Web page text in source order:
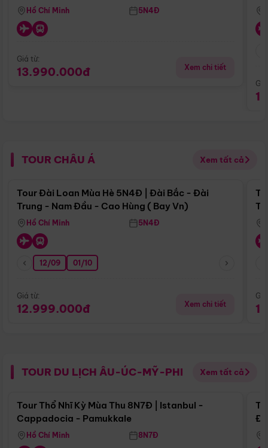
Singapore
Hồ Chí Minh 5N4Đ
Giá từ:
13.990.000đ Xem chi tiết
TOUR CHÂU Á Xem tất cả
Điểm nổi bật
Tour Đài Loan Mùa Hè 5N4Đ | Đài Bắc - Đài
Trung - Nam Đầu - Cao Hùng ( Bay Vn)
Hồ Chí Minh 5N4Đ
12/09 01/10
Giá từ:
12.999.000đ Xem chi tiết
TOUR DU LỊCH ÂU-ÚC-MỸ-PHI Xem tất cả
Điểm nổi bật
Tour Thổ Nhĩ Kỳ Mùa Thu 8N7Đ | Istanbul -
Cappadocia - Pamukkale
Hồ Chí Minh 8N7Đ